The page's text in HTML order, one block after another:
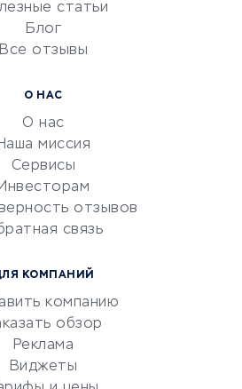
статьи
Блог
Все отзывы
О НАС
О нас
миссия
Сервисы
Инвесторам
отзывов
связь
КОМПАНИЙ
компанию
обзор
Реклама
Виджеты